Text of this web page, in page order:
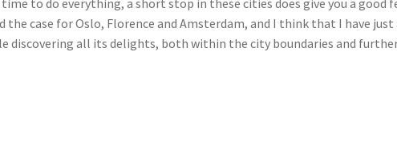
to do everything, a short stop in these cities does give you a good
the case for Oslo, Florence and Amsterdam, and I think that I have
discovering all its delights, both within the city boundaries and